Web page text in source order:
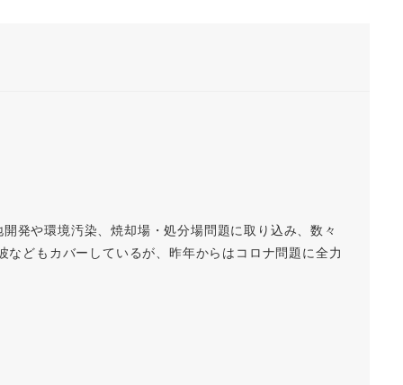
発や環境汚染、焼却場・処分場問題に取り込み、数々
どもカバーしているが、昨年からはコロナ問題に全力